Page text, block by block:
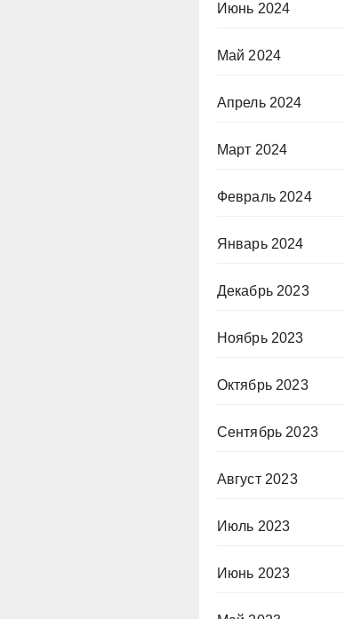
Июнь 2024
Май 2024
Апрель 2024
Март 2024
Февраль 2024
Январь 2024
Декабрь 2023
Ноябрь 2023
Октябрь 2023
Сентябрь 2023
Август 2023
Июль 2023
Июнь 2023